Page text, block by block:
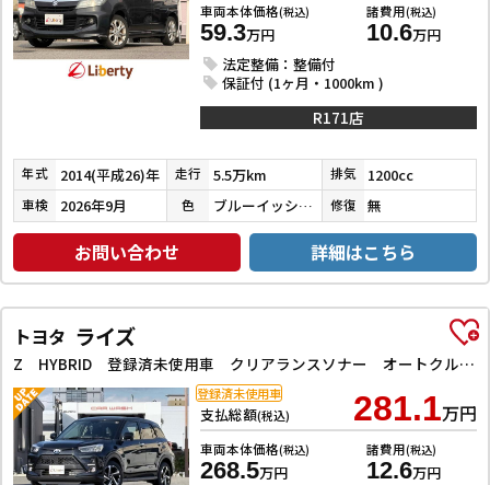
車両本体価格(税込)
59.3万円
諸費用(税込)
10.6万円
法定整備：整備付
保証付 (1ヶ月・1000km )
R171店
年式 2014(平成26)年 走行 5.5万km 排気 1200cc
車検 2026年9月 色 ブルーイッシュブラックパール３ 修復 無
お問い合わせ 詳細はこちら
トヨタ ライズ
Z HYBRID 登録済未使用車 クリアランスソナー オートクルーズコントロール 衝突被害軽減システム オートライト LEDヘッドランプ アルミホイール アイドリングストップ 電動格納ミラー シートヒーター
支払総額(税込) 281.1万円
車両本体価格(税込)
268.5万円
諸費用(税込)
12.6万円
登録済未使用車